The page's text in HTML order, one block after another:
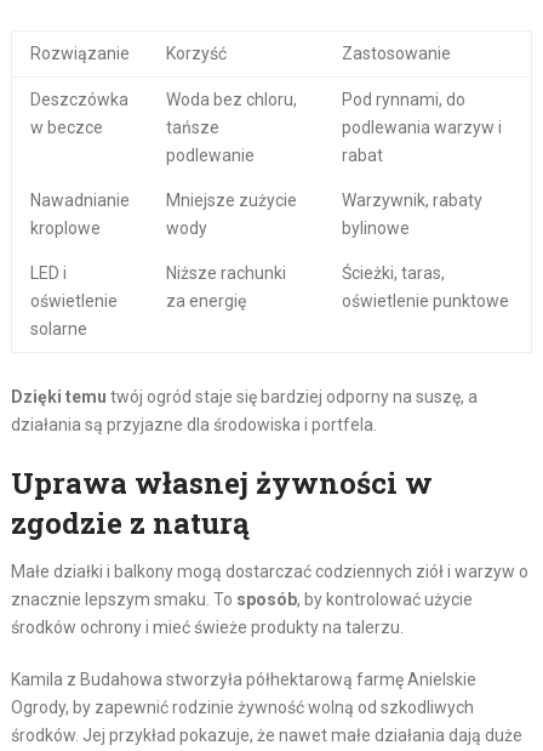
Rozwiązanie Korzyść Zastosowanie
Deszczówka
w beczce
Woda bez chloru,
tańsze
podlewanie
Pod rynnami, do
podlewania warzyw i
rabat
Nawadnianie
kroplowe
Mniejsze zużycie
wody
Warzywnik, rabaty
bylinowe
LED i
oświetlenie
solarne
Niższe rachunki
za energię
Ścieżki, taras,
oświetlenie punktowe
Dzięki temu twój ogród staje się bardziej odporny na suszę, a
działania są przyjazne dla środowiska i portfela.
Uprawa własnej żywności w
zgodzie z naturą
Małe działki i balkony mogą dostarczać codziennych ziół i warzyw o
znacznie lepszym smaku. To sposób, by kontrolować użycie
środków ochrony i mieć świeże produkty na talerzu.
Kamila z Budahowa stworzyła półhektarową farmę Anielskie
Ogrody, by zapewnić rodzinie żywność wolną od szkodliwych
środków. Jej przykład pokazuje, że nawet małe działania dają duże